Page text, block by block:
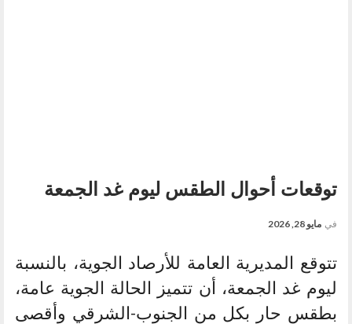
توقعات أحوال الطقس ليوم غد الجمعة
في مايو 28, 2026
تتوقع المديرية العامة للأرصاد الجوية، بالنسبة
ليوم غد الجمعة، أن تتميز الحالة الجوية عامة،
بطقس حار بكل من الجنوب-الشرقي وأقصى